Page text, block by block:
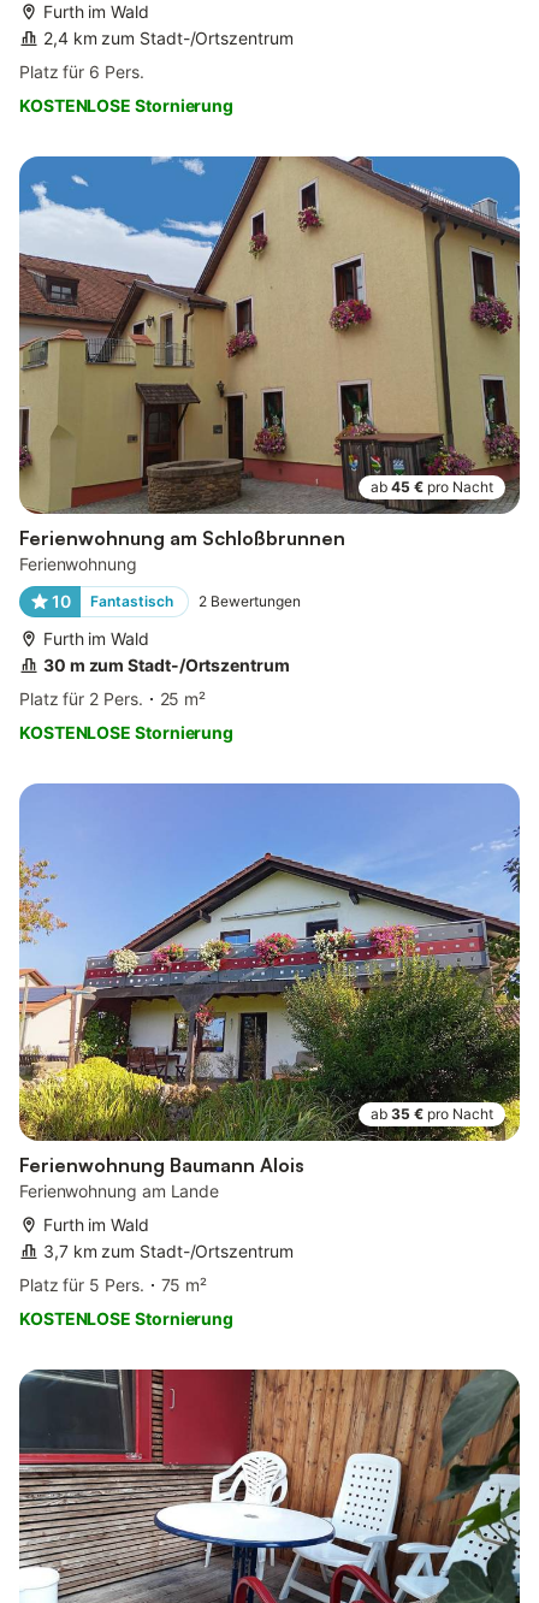
Furth im Wald
2,4 km zum Stadt-/Ortszentrum
Platz für 6 Pers.
KOSTENLOSE Stornierung
ab 45 € pro Nacht
Ferienwohnung am Schloßbrunnen
Ferienwohnung
10
Fantastisch 2 Bewertungen
Furth im Wald
30 m zum Stadt-/Ortszentrum
Platz für 2 Pers.
25 m²
KOSTENLOSE Stornierung
ab 35 € pro Nacht
Ferienwohnung Baumann Alois
Ferienwohnung am Lande
Furth im Wald
3,7 km zum Stadt-/Ortszentrum
Platz für 5 Pers.
75 m²
KOSTENLOSE Stornierung